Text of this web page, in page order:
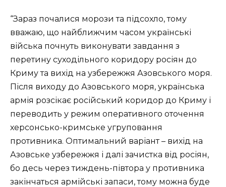
“Зараз почалися морози та підсохло, тому
вважаю, що найближчим часом українські
війська почнуть виконувати завдання з
перетину суходільного коридору росіян до
Криму та вихід на узбережжя Азовського моря.
Після виходу до Азовського моря, українська
армія розсікає російський коридор до Криму і
переводить у режим оперативного оточення
херсонсько-кримське угруповання
противника. Оптимальний варіант – вихід на
Азовське узбережжя і далі зачистка від росіян,
бо десь через тиждень-півтора у противника
закінчаться армійські запаси, тому можна буде